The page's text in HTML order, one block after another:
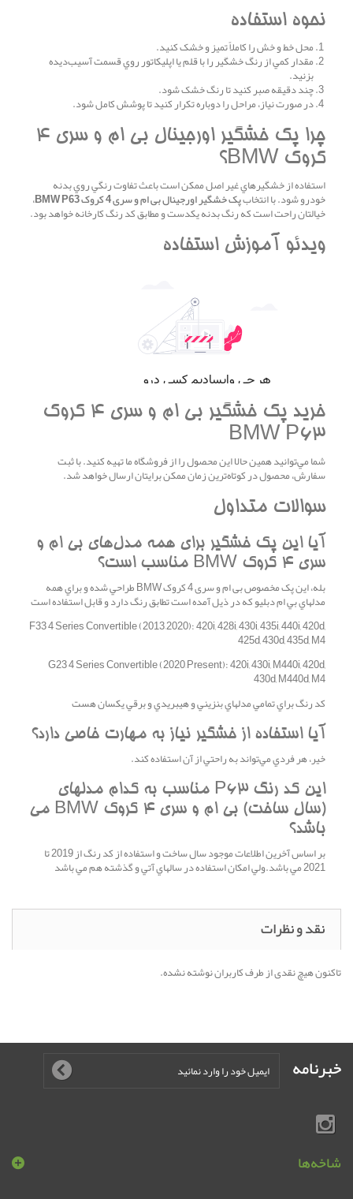
نحوه استفاده
محل خط و خش را کاملاً تميز و خشک کنيد.
مقدار کمي از رنگ خشگير را با قلم يا اپليکاتور روي قسمت آسيب‌ديده
بزنيد.
چند دقيقه صبر کنيد تا رنگ خشک شود.
در صورت نياز، مراحل را دوباره تکرار کنيد تا پوشش کامل شود.
چرا پک خشگير اورجينال بی ام و سری 4
کروک BMW؟
استفاده از خشگيرهاي غير اصل ممکن است باعث تفاوت رنگي روي بدنه
خودرو شود. با انتخابپک خشگير اورجينال بی ام و سری 4 کروک BMW P63 ،
خيالتان راحت است که رنگ بدنه يکدست و مطابق کد رنگ کارخانه خواهد بود.
ويدئو آموزش استفاده
خريد پک خشگير بی ام و سری 4 کروک
BMW P63
شما مي‌توانيد همين حالا اين محصول را از فروشگاه ما تهيه کنيد. با ثبت
سفارش، محصول در کوتاه‌ترين زمان ممکن برايتان ارسال خواهد شد.
سوالات متداول
آيا اين پک خشگير براي همه مدل‌هاي بی ام و
سری 4 کروک BMW مناسب است؟
بله، اين پک مخصوص بی ام و سری 4 کروک BMW طراحي شده و براي همه
مدلهاي بي ام دبليو که در ذيل آمده است تطابق رنگ دارد و قابل استفاده است
F33 4 Series Convertible (2013–2020): 420i, 428i, 430i, 435i, 440i, 420d,
425d, 430d, 435d, M4
G23 4 Series Convertible (2020–Present): 420i, 430i, M440i, 420d,
430d, M440d, M4
کد رنگ براي تمامي مدلهاي بنزيني و هيبريدي و برقي يکسان هست
آيا استفاده از خشگير نياز به مهارت خاصي دارد؟
خير، هر فردي مي‌تواند به راحتي از آن استفاده کند.
اين کد رنگ P63 مناسب به کدام مدلهاي
(سال ساخت) بی ام و سری 4 کروک BMW مي
باشد؟
بر اساس آخرين اطلاعات موجود سال ساخت و استفاده از کد رنگ از 2019 تا
2021 مي باشد.ولي امکان استفاده در سالهاي آتي و گذشته هم مي باشد
نقد و نظرات
تاکنون هیچ نقدی از طرف کاربران نوشته نشده.
خبرنامه
شاخه‌ها